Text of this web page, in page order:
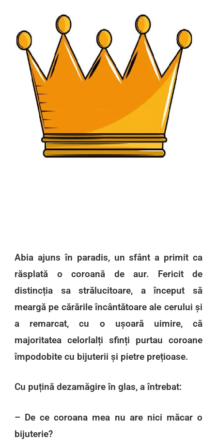
Abia ajuns în paradis, un sfânt a primit ca
răsplată o coroană de aur. Fericit de
distincția sa strălucitoare, a început să
meargă pe cărările încântătoare ale cerului și
a remarcat, cu o ușoară uimire, că
majoritatea celorlalți sfinți purtau coroane
împodobite cu bijuterii și pietre prețioase.
Cu puțină dezamăgire în glas, a întrebat:
– De ce coroana mea nu are nici măcar o
bijuterie?